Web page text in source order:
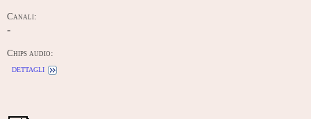
Canali:
-
Chips audio:
dettagli